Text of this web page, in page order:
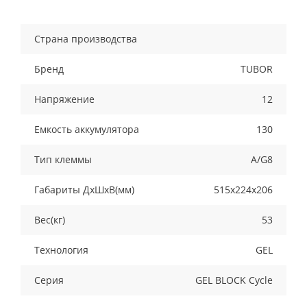
Страна производства
Бренд TUBOR
Напряжение 12
Емкость аккумулятора 130
Тип клеммы А/G8
Габариты ДхШхВ(мм) 515х224х206
Вес(кг) 53
Технология GEL
Серия GEL BLOCK Cycle